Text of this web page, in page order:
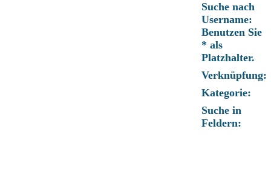
Suche nach
Username:
Benutzen Sie
* als
Platzhalter.
Verknüpfung:
Kategorie:
Suche in
Feldern: